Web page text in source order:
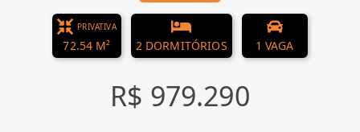
PRIVATIVA
72.54 M² 2 DORMITÓRIOS 1 VAGA
R$ 979.290